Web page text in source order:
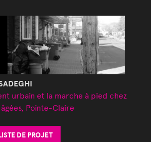
urbain et la marche à pied chez
Pointe-Claire
DE PROJET